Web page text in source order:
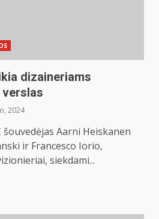
dizaineriams
verslas
2024
šouvedėjas Aarni Heiskanen
ir Francesco Iorio,
siekdami...